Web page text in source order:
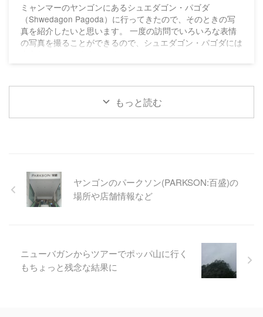
ミャンマーのヤンゴンにあるシュエダゴン・パゴダ
（Shwedagon Pagoda）に行ってきたので、そのときの写
真を紹介したいと思います。 一度の訪問でいろいろな表情
の写真を撮ることができるので、シュエダゴン・パゴダには
もっと読む
ヤンゴンのパークソン(PARKSON:百盛)の
場所や店舗情報など
ニューバガンからツアーでポッパ山に行く
もちょっと残念な結果に